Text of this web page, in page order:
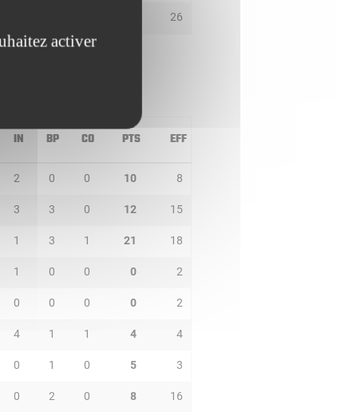
26
IN BP CO PTS EFF
2 0 0 10 8
3 3 0 12 15
1 3 1 21 18
1 0 0 0 2
0 0 0 0 2
4 1 1 4 4
0 1 0 5 3
0 2 0 8 16
activer